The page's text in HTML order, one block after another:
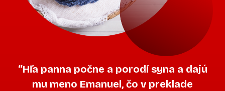
“Hľa panna počne a porodí syna a dajú
mu meno Emanuel, čo v preklade